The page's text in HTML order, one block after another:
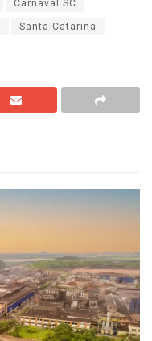
Carnaval SC
Santa Catarina